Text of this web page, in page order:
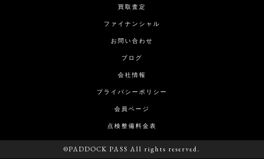
買取査定
ファイナンシャル
お問い合わせ
ブログ
会社情報
プライバシーポリシー
会員ページ
点検整備料金表
©PADDOCK PASS All rights reserved.